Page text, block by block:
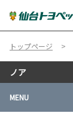
トップページ
ノア
MENU